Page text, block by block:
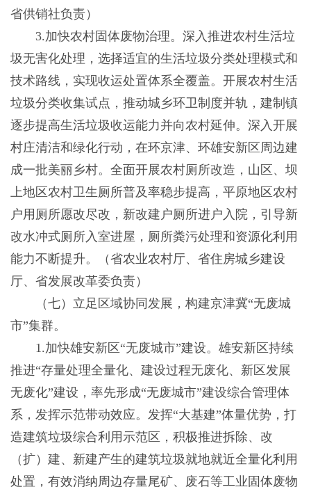
省供销社负责）
3.加快农村固体废物治理。深入推进农村生活垃
圾无害化处理，选择适宜的生活垃圾分类处理模式和
技术路线，实现收运处置体系全覆盖。开展农村生活
垃圾分类收集试点，推动城乡环卫制度并轨，建制镇
逐步提高生活垃圾收运能力并向农村延伸。深入开展
村庄清洁和绿化行动，在环京津、环雄安新区周边建
成一批美丽乡村。全面开展农村厕所改造，山区、坝
上地区农村卫生厕所普及率稳步提高，平原地区农村
户用厕所愿改尽改，新改建户厕所进户入院，引导新
改水冲式厕所入室进屋，厕所粪污处理和资源化利用
能力不断提升。（省农业农村厅、省住房城乡建设
厅、省发展改革委负责）
（七）立足区域协同发展，构建京津冀“无废城
市”集群。
1.加快雄安新区“无废城市”建设。雄安新区持续
推进“存量处理全量化、建设过程无废化、新区发展
无废化”建设，率先形成“无废城市”建设综合管理体
系，发挥示范带动效应。发挥“大基建”体量优势，打
造建筑垃圾综合利用示范区，积极推进拆除、改
（扩）建、新建产生的建筑垃圾就地就近全量化利用
处置，有效消纳周边存量尾矿、废石等工业固体废物